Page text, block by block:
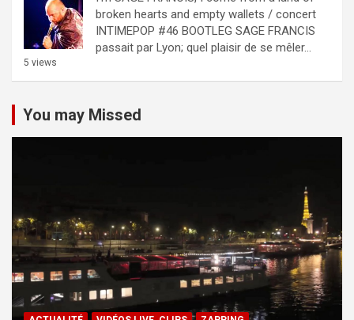
broken hearts and empty wallets / concert
INTIMEPOP #46 BOOTLEG SAGE FRANCIS
passait par Lyon; quel plaisir de se mêler...
5 views
You may Missed